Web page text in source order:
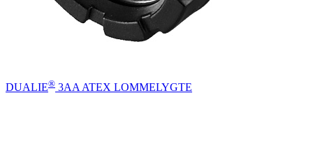
DUALIE® 3AA ATEX LOMMELYGTE